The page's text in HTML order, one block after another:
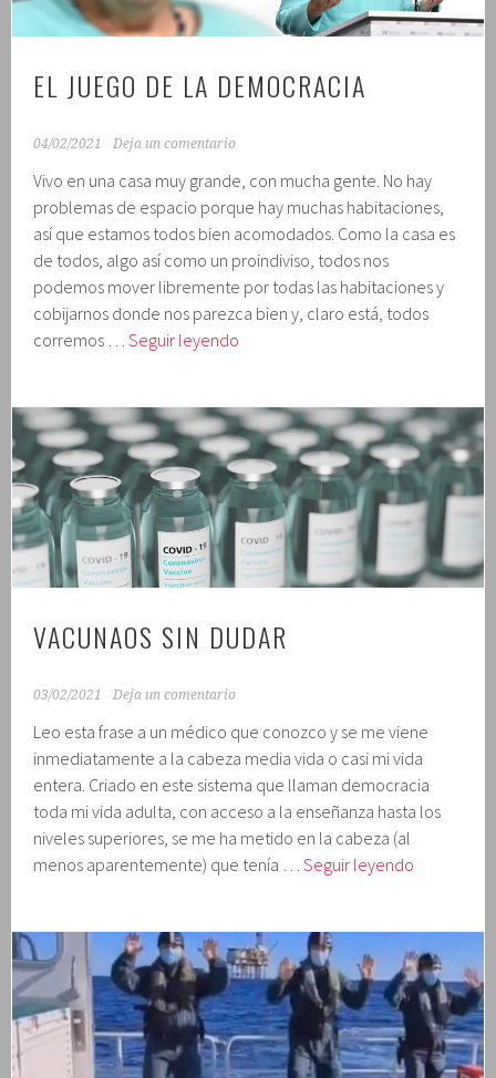
EL JUEGO DE LA DEMOCRACIA
04/02/2021 Deja un comentario
Vivo en una casa muy grande, con mucha gente. No hay
problemas de espacio porque hay muchas habitaciones,
así que estamos todos bien acomodados. Como la casa es
de todos, algo así como un proindiviso, todos nos
podemos mover libremente por todas las habitaciones y
cobijarnos donde nos parezca bien y, claro está, todos
corremos …Seguir leyendo
la
democracia
VACUNAOS SIN DUDAR
03/02/2021 Deja un comentario
Leo esta frase a un médico que conozco y se me viene
inmediatamente a la cabeza media vida o casi mi vida
entera. Criado en este sistema que llaman democracia
toda mi vida adulta, con acceso a la enseñanza hasta los
niveles superiores, se me ha metido en la cabeza (al
menos aparentemente) que tenía …Seguir leyendo